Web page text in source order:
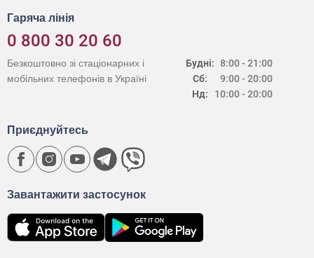
Гаряча лінія
0 800 30 20 60
Будні:
Сб:
Нд:
8:00 - 21:00
9:00 - 20:00
10:00 - 20:00
Безкоштовно зі стаціонарних і
мобільних телефонів в Україні
Завантажити застосунок
Приєднуйтесь